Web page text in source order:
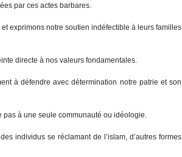
par ces actes barbares.
exprimons notre soutien indéfectible à leurs familles
directe à nos valeurs fondamentales.
à défendre avec détermination notre patrie et son
pas à une seule communauté ou idéologie.
individus se réclamant de l’islam, d’autres formes